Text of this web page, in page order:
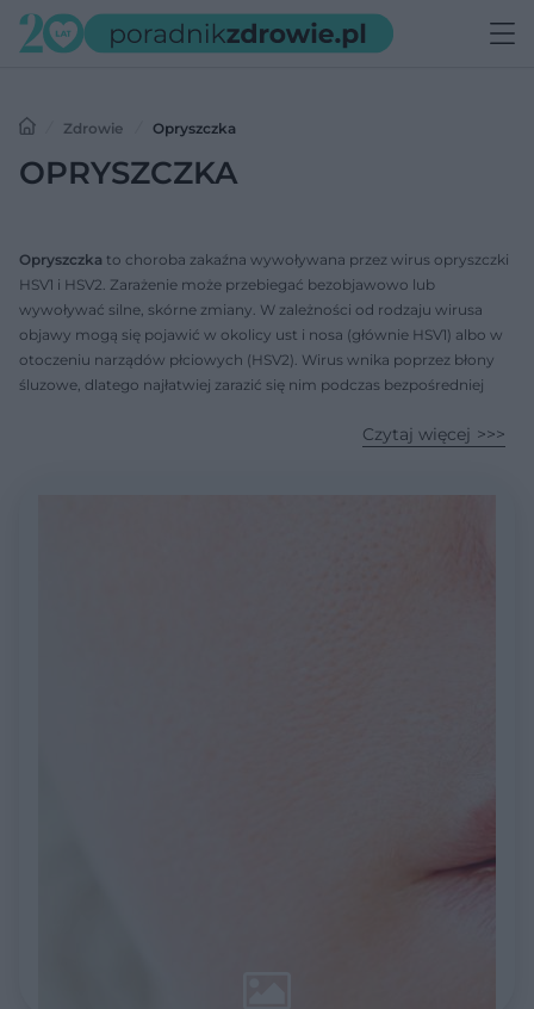
Zdrowie Opryszczka
OPRYSZCZKA
Opryszczka to choroba zakaźna wywoływana przez wirus opryszczki
HSV1 i HSV2. Zarażenie może przebiegać bezobjawowo lub
wywoływać silne, skórne zmiany. W zależności od rodzaju wirusa
objawy mogą się pojawić w okolicy ust i nosa (głównie HSV1) albo w
otoczeniu narządów płciowych (HSV2). Wirus wnika poprzez błony
śluzowe, dlatego najłatwiej zarazić się nim podczas bezpośredniej
Czytaj więcej